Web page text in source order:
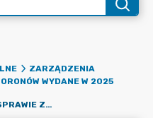
ZARZĄDZENIA
WYDANE W 2025
ZARZĄDZENIE NR 78/2025 W SPRAWIE ZMIAN W BUDŻECIE GMINY BORONÓW NA 2025 ROK.